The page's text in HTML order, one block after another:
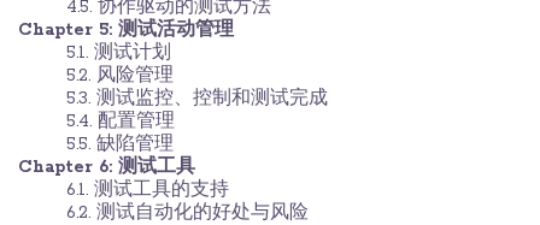
4.5. 协作驱动的测试方法
Chapter 5: 测试活动管理
5.1. 测试计划
5.2. 风险管理
5.3. 测试监控、控制和测试完成
5.4. 配置管理
5.5. 缺陷管理
Chapter 6: 测试工具
6.1. 测试工具的支持
6.2. 测试自动化的好处与风险